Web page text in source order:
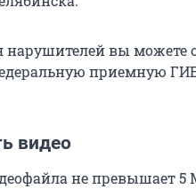
нарушителей вы
приемную
видео
не превышает